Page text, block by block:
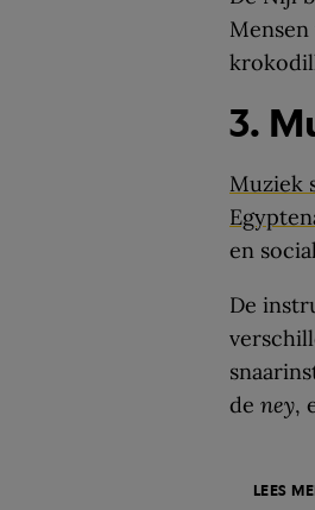
3.
Muziek
en
De
de ney,
LEES